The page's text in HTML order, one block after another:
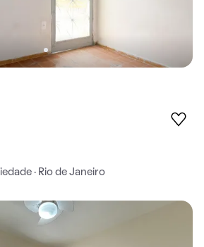
· Rio de Janeiro